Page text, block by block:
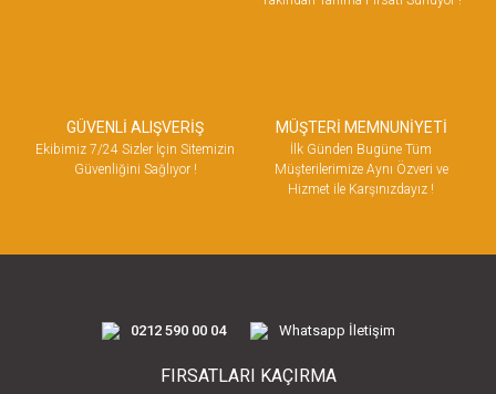
GÜVENLİ ALIŞVERİŞ
Ekibimiz 7/24 Sizler İçin Sitemizin
Güvenliğini Sağlıyor !
MÜŞTERİ MEMNUNİYETİ
İlk Günden Bugüne Tüm
Müşterilerimize Aynı Özveri ve
Hizmet ile Karşınızdayız !
0212 590 00 04 Whatsapp İletişim
FIRSATLARI KAÇIRMA